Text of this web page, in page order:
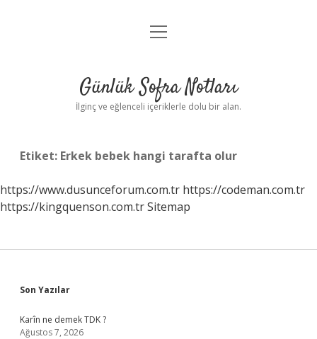
Anasayfa
Yasal Uyarı
menüyü
Günlük Sofra Notları
İlginç ve eğlenceli içeriklerle dolu bir alan.
Etiket: Erkek bebek hangi tarafta olur
https://www.dusunceforum.com.tr https://codeman.com.tr
https://kingquenson.com.trSitemap
Sidebar
Son Yazılar
Karîn ne demek TDK ?
Ağustos 7, 2026